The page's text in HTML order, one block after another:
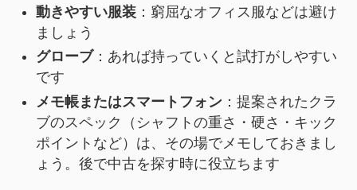
動きやすい服装：窮屈なオフィス服などは避け
ましょう
グローブ：あれば持っていくと試打がしやすい
です
メモ帳またはスマートフォン：提案されたクラ
ブのスペック（シャフトの重さ・硬さ・キック
ポイントなど）は、その場でメモしておきまし
ょう。後で中古を探す時に役立ちます